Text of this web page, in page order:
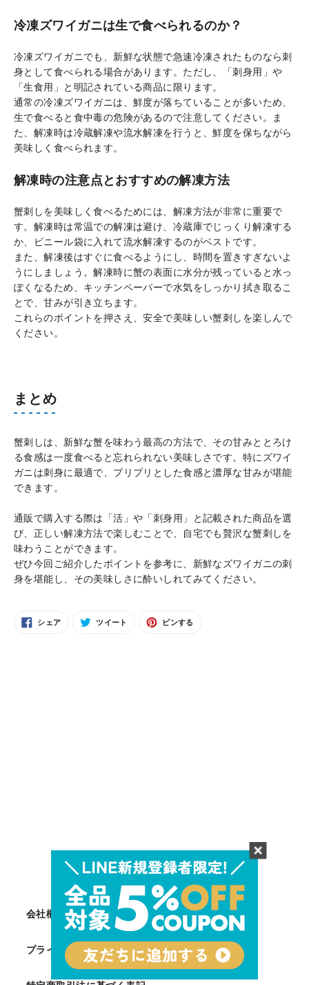
冷凍ズワイガニは生で食べられるのか？
冷凍ズワイガニでも、新鮮な状態で急速冷凍されたものなら刺
身として食べられる場合があります。ただし、「刺身用」や
「生食用」と明記されている商品に限ります。
通常の冷凍ズワイガニは、鮮度が落ちていることが多いため、
生で食べると食中毒の危険があるので注意してください。ま
た、解凍時は冷蔵解凍や流水解凍を行うと、鮮度を保ちながら
美味しく食べられます。
解凍時の注意点とおすすめの解凍方法
蟹刺しを美味しく食べるためには、解凍方法が非常に重要で
す。解凍時は常温での解凍は避け、冷蔵庫でじっくり解凍する
か、ビニール袋に入れて流水解凍するのがベストです。
また、解凍後はすぐに食べるようにし、時間を置きすぎないよ
うにしましょう。解凍時に蟹の表面に水分が残っていると水っ
ぽくなるため、キッチンペーパーで水気をしっかり拭き取るこ
とで、甘みが引き立ちます。
これらのポイントを押さえ、安全で美味しい蟹刺しを楽しんで
ください。
まとめ
蟹刺しは、新鮮な蟹を味わう最高の方法で、その甘みととろけ
る食感は一度食べると忘れられない美味しさです。 特にズワイ
ガニは刺身に最適で、プリプリとした食感と濃厚な甘みが堪能
できます。
通販で購入する際は「活」や「刺身用」と記載された商品を選
び、正しい解凍方法で楽しむことで、自宅でも贅沢な蟹刺しを
味わうことができます。
ぜひ今回ご紹介したポイントを参考に、新鮮なズワイガニの刺
身を堪能し、その美味しさに酔いしれてみてください。
シェアFACEBOOKツイート
TWITTER
ピンする
会社概要
プライバシーポリシー